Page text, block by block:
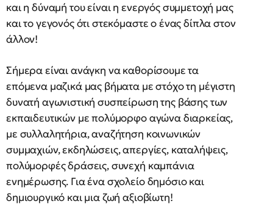
και η δύναμή του είναι η ενεργός συμμετοχή μας
και το γεγονός ότι στεκόμαστε ο ένας δίπλα στον
άλλον!
Σήμερα είναι ανάγκη να καθορίσουμε τα
επόμενα μαζικά μας βήματα με στόχο τη μέγιστη
δυνατή αγωνιστική συσπείρωση της βάσης των
εκπαιδευτικών με πολύμορφο αγώνα διαρκείας,
με συλλαλητήρια, αναζήτηση κοινωνικών
συμμαχιών, εκδηλώσεις, απεργίες, καταλήψεις,
πολύμορφές δράσεις, συνεχή καμπάνια
ενημέρωσης. Για ένα σχολείο δημόσιο και
δημιουργικό και μια ζωή αξιοβίωτη!